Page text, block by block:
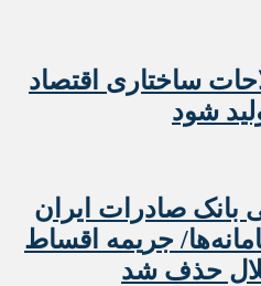
ساختاری اقتصاد
شود
بانک صادرات ایران
جریمه اقساط
حذف شد